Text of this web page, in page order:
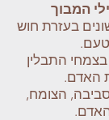
המבוך
בעזרת חוש
התבלין
האדם.
הצומח,